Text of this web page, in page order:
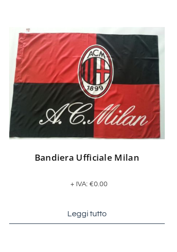
Bandiera Ufficiale Milan
+ IVA: €0.00
Leggi tutto